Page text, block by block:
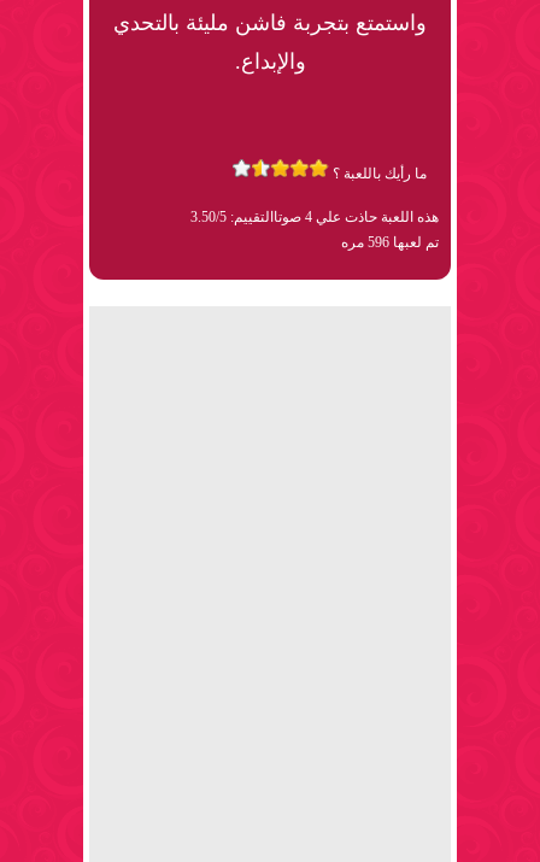
واستمتع بتجربة فاشن مليئة بالتحدي
والإبداع.
ما رأيك باللعبة ؟
هذه اللعبة حاذت علي 4 صوتا
التقييم: 3.50/5
تم لعبها 596 مره